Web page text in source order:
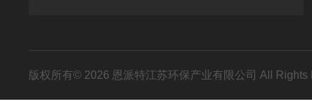
版权所有© 2026 恩派特江苏环保产业有限公司 All